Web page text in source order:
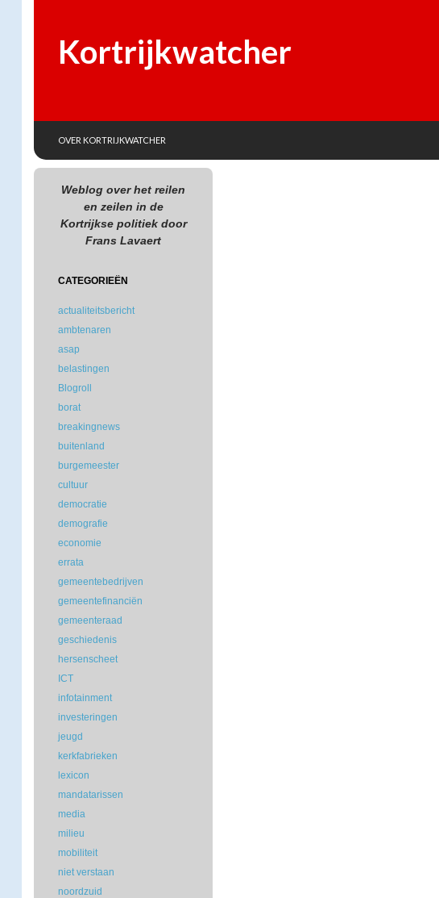
Kortrijkwatcher
OVER KORTRIJKWATCHER
Weblog over het reilen
en zeilen in de
Kortrijkse politiek door
Frans Lavaert
CATEGORIEËN
actualiteitsbericht
ambtenaren
asap
belastingen
Blogroll
borat
breakingnews
buitenland
burgemeester
cultuur
democratie
demografie
economie
errata
gemeentebedrijven
gemeentefinanciën
gemeenteraad
geschiedenis
hersenscheet
ICT
infotainment
investeringen
jeugd
kerkfabrieken
lexicon
mandatarissen
media
milieu
mobiliteit
niet verstaan
noordzuid